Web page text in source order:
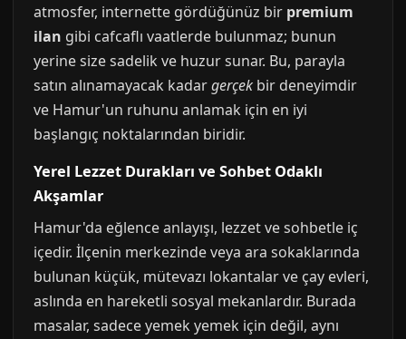
atmosfer, internette gördüğünüz bir premium
ilan gibi cafcaflı vaatlerde bulunmaz; bunun
yerine size sadelik ve huzur sunar. Bu, parayla
satın alınamayacak kadargerçek bir deneyimdir
ve Hamur'un ruhunu anlamak için en iyi
başlangıç noktalarından biridir.
Yerel Lezzet Durakları ve Sohbet Odaklı
Akşamlar
Hamur'da eğlence anlayışı, lezzet ve sohbetle iç
içedir. İlçenin merkezinde veya ara sokaklarında
bulunan küçük, mütevazı lokantalar ve çay evleri,
aslında en hareketli sosyal mekanlardır. Burada
masalar, sadece yemek yemek için değil, aynı